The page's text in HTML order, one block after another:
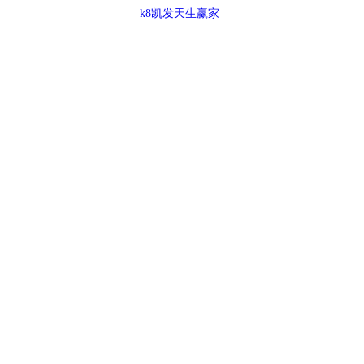
k8凯发天生赢家